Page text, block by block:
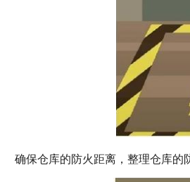
确保仓库的防火距离，整理仓库的